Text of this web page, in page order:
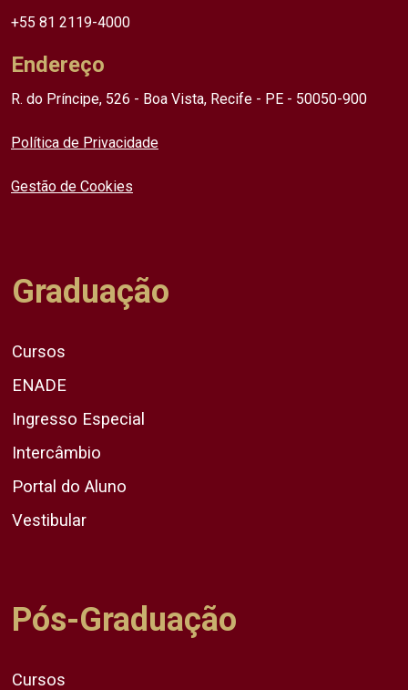
+55 81 2119-4000
Endereço
R. do Príncipe, 526 - Boa Vista, Recife - PE - 50050-900
Política de Privacidade
Gestão de Cookies
Graduação
Cursos
ENADE
Ingresso Especial
Intercâmbio
Portal do Aluno
Vestibular
Pós-Graduação
Cursos